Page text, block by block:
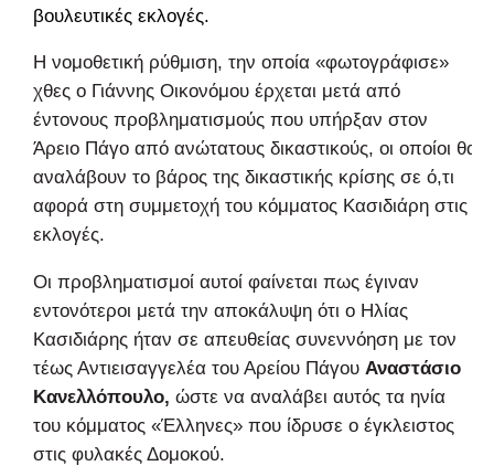
βουλευτικές εκλογές.
Η νομοθετική ρύθμιση, την οποία «φωτογράφισε»
χθες ο Γιάννης Οικονόμου έρχεται μετά από
έντονους προβληματισμούς που υπήρξαν στον
Άρειο Πάγο από ανώτατους δικαστικούς, οι οποίοι θα
αναλάβουν το βάρος της δικαστικής κρίσης σε ό,τι
αφορά στη συμμετοχή του κόμματος Κασιδιάρη στις
εκλογές.
Οι προβληματισμοί αυτοί φαίνεται πως έγιναν
εντονότεροι μετά την αποκάλυψη ότι ο Ηλίας
Κασιδιάρης ήταν σε απευθείας συνεννόηση με τον
τέως Αντιεισαγγελέα του Αρείου Πάγου Αναστάσιο
Κανελλόπουλο, ώστε να αναλάβει αυτός τα ηνία
του κόμματος «Έλληνες» που ίδρυσε ο έγκλειστος
στις φυλακές Δομοκού.